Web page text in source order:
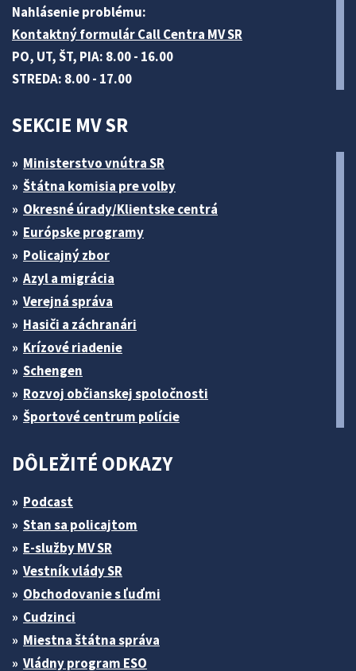
Nahlásenie problému:
Kontaktný formulár Call Centra MV SR
PO, UT, ŠT, PIA: 8.00 - 16.00
STREDA: 8.00 - 17.00
SEKCIE MV SR
Ministerstvo vnútra SR
Štátna komisia pre volby
Okresné úrady/Klientske centrá
Európske programy
Policajný zbor
Azyl a migrácia
Verejná správa
Hasiči a záchranári
Krízové riadenie
Schengen
Rozvoj občianskej spoločnosti
Športové centrum polície
DÔLEŽITÉ ODKAZY
Podcast
Stan sa policajtom
E-služby MV SR
Vestník vlády SR
Obchodovanie s ľuďmi
Cudzinci
Miestna štátna správa
Vládny program ESO